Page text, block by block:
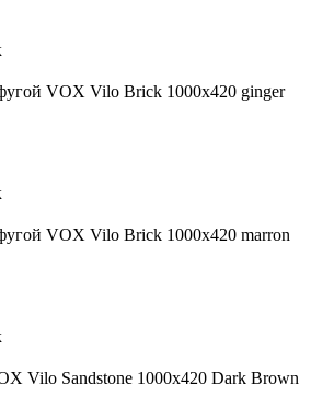
VOX Vilo Brick 1000х420 ginger
VOX Vilo Brick 1000х420 marron
Vilo Sandstone 1000х420 Dark Brown